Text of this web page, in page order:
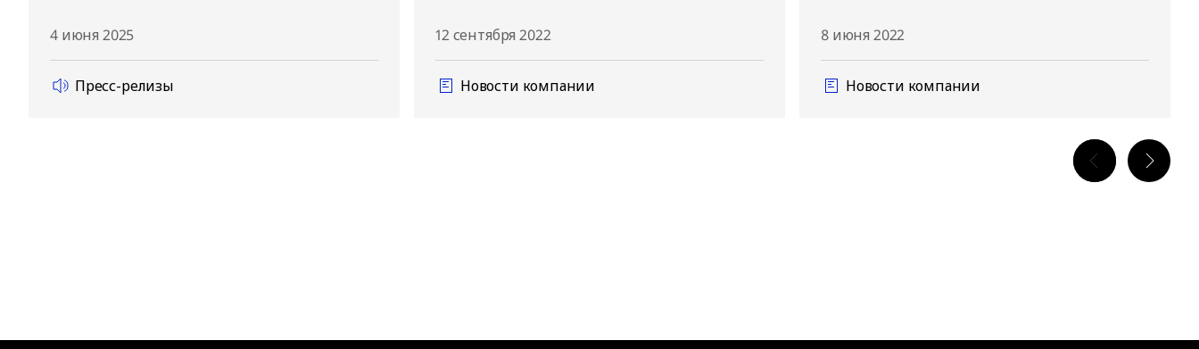
4 июня 2025
Пресс-релизы
12 сентября 2022
Новости компании
8 июня 2022
Новости компании